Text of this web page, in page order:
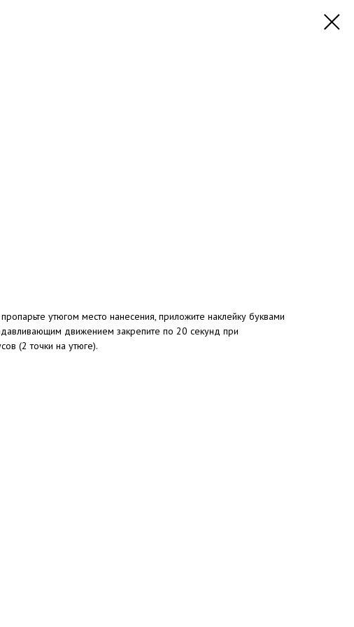
утюгом место нанесения, приложите наклейку буквами
движением закрепите по 20 секунд при
(2 точки на утюге).